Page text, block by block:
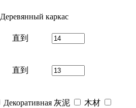
Деревянный каркас
直到
直到
Декоративная 灰泥
木材